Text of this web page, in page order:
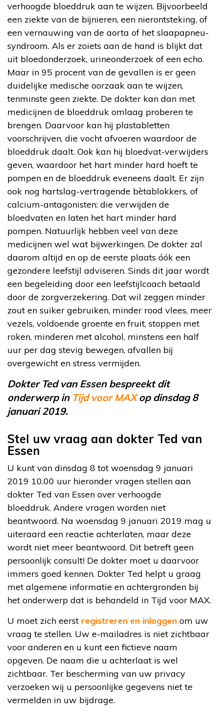
verhoogde bloeddruk aan te wijzen. Bijvoorbeeld
een ziekte van de bijnieren, een nierontsteking, of
een vernauwing van de aorta of het slaapapneu-
syndroom. Als er zoiets aan de hand is blijkt dat
uit bloedonderzoek, urineonderzoek of een echo.
Maar in 95 procent van de gevallen is er geen
duidelijke medische oorzaak aan te wijzen,
tenminste geen ziekte. De dokter kan dan met
medicijnen de bloeddruk omlaag proberen te
brengen. Daarvoor kan hij plastabletten
voorschrijven, die vocht afvoeren waardoor de
bloeddruk daalt. Ook kan hij bloedvat-verwijders
geven, waardoor het hart minder hard hoeft te
pompen en de bloeddruk eveneens daalt. Er zijn
ook nog hartslag-vertragende bètablokkers, of
calcium-antagonisten: die verwijden de
bloedvaten en laten het hart minder hard
pompen. Natuurlijk hebben veel van deze
medicijnen wel wat bijwerkingen. De dokter zal
daarom altijd en op de eerste plaats óók een
gezondere leefstijl adviseren. Sinds dit jaar wordt
een begeleiding door een leefstijlcoach betaald
door de zorgverzekering. Dat wil zeggen minder
zout en suiker gebruiken, minder rood vlees, meer
vezels, voldoende groente en fruit, stoppen met
roken, minderen met alcohol, minstens een half
uur per dag stevig bewegen, afvallen bij
overgewicht en stress vermijden.
Dokter Ted van Essen bespreekt dit
onderwerp in Tijd voor MAXop dinsdag 8
januari 2019.
Stel uw vraag aan dokter Ted van
Essen
U kunt van dinsdag 8 tot woensdag 9 januari
2019 10.00 uur hieronder vragen stellen aan
dokter Ted van Essen over verhoogde
bloeddruk. Andere vragen worden niet
beantwoord. Na woensdag 9 januari 2019 mag u
uiteraard een reactie achterlaten, maar deze
wordt niet meer beantwoord. Dit betreft geen
persoonlijk consult! De dokter moet u daarvoor
immers goed kennen. Dokter Ted helpt u graag
met algemene informatie en achtergronden bij
het onderwerp dat is behandeld in Tijd voor MAX.
U moet zich eerst registreren en inloggen om uw
vraag te stellen. Uw e-mailadres is niet zichtbaar
voor anderen en u kunt een fictieve naam
opgeven. De naam die u achterlaat is wel
zichtbaar. Ter bescherming van uw privacy
verzoeken wij u persoonlijke gegevens niet te
vermelden in uw bijdrage.